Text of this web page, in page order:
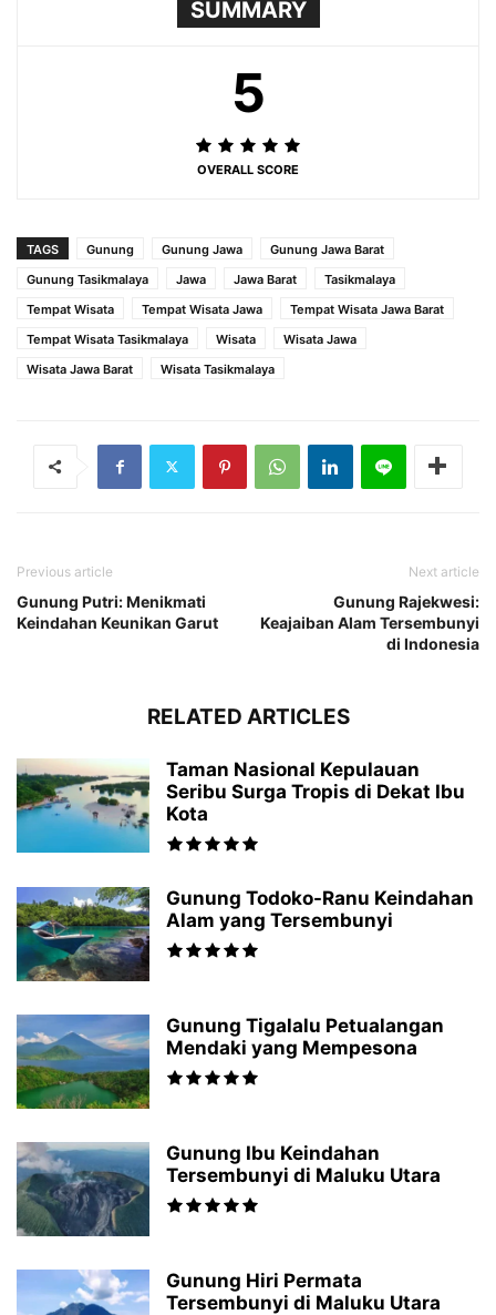
SUMMARY
5
OVERALL SCORE
TAGS Gunung Gunung Jawa
Gunung Jawa Barat
Gunung Tasikmalaya
Jawa Jawa Barat
Tasikmalaya
Tempat Wisata
Tempat Wisata Jawa
Tempat Wisata Jawa Barat
Tempat Wisata Tasikmalaya
Wisata
Wisata Jawa
Wisata Jawa Barat
Wisata Tasikmalaya
Previous article
Gunung Putri: Menikmati
Keindahan Keunikan Garut
Next article
Gunung Rajekwesi:
Keajaiban Alam Tersembunyi
di Indonesia
RELATED ARTICLES
Taman Nasional Kepulauan
Seribu Surga Tropis di Dekat Ibu
Kota
Gunung Todoko-Ranu Keindahan
Alam yang Tersembunyi
Gunung Tigalalu Petualangan
Mendaki yang Mempesona
Gunung Ibu Keindahan
Tersembunyi di Maluku Utara
Gunung Hiri Permata
Tersembunyi di Maluku Utara